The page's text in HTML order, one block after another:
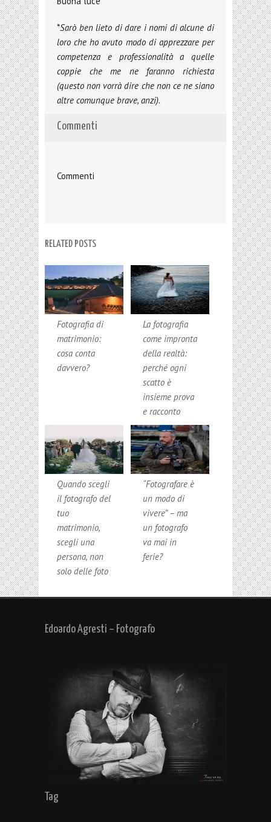
*Sarò ben lieto di dare i nomi di alcune di
loro che ho avuto modo di apprezzare per
competenza e professionalità a quelle
coppie che me ne faranno richiesta
(questo non vorrà dire che non ce ne siano
altre comunque brave, anzi).
Commenti
Commenti
RELATED POSTS
Fotografia di
matrimonio:
cosa conta
davvero?
La fotografia
come impronta
della realtà:
perché ogni
scatto è
insieme prova
e racconto
Quando scegli
il fotografo del
tuo
matrimonio,
scegli una
persona, non
solo delle foto
“Fotografare è
un modo di
vivere” – ma
un fotografo
va mai in
ferie?
Edoardo Agresti – Fotografo
Tag